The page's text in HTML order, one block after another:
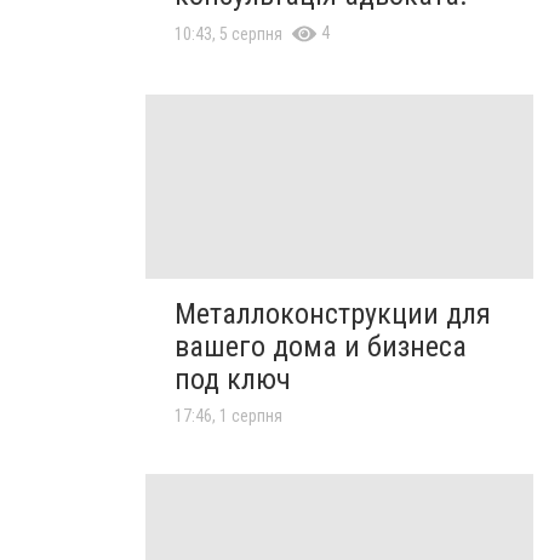
10:43, 5 серпня 4
Металлоконструкции для
вашего дома и бизнеса
под ключ
17:46, 1 серпня